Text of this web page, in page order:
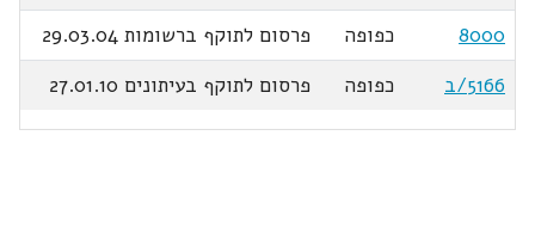
8000
כפופה
פרסום לתוקף ברשומות 29.03.04
5166/ב
כפופה פרסום לתוקף בעיתונים 27.01.10